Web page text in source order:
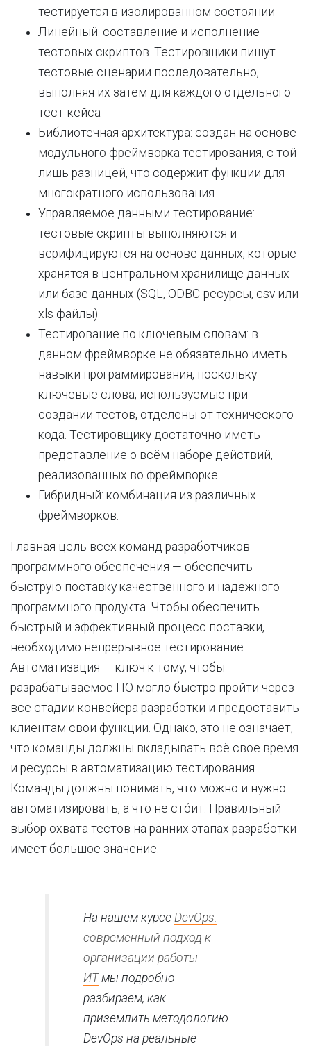
тестируется в изолированном состоянии
Линейный: составление и исполнение
тестовых скриптов. Тестировщики пишут
тестовые сценарии последовательно,
выполняя их затем для каждого отдельного
тест-кейса
Библиотечная архитектура: создан на основе
модульного фреймворка тестирования, с той
лишь разницей, что содержит функции для
многократного использования
Управляемое данными тестирование:
тестовые скрипты выполняются и
верифицируются на основе данных, которые
хранятся в центральном хранилище данных
или базе данных (SQL, ODBC-ресурсы, csv или
xls файлы)
Тестирование по ключевым словам: в
данном фреймворке не обязательно иметь
навыки программирования, поскольку
ключевые слова, используемые при
создании тестов, отделены от технического
кода. Тестировщику достаточно иметь
представление о всём наборе действий,
реализованных во фреймворке
Гибридный: комбинация из различных
фреймворков.
Главная цель всех команд разработчиков
программного обеспечения — обеспечить
быструю поставку качественного и надежного
программного продукта. Чтобы обеспечить
быстрый и эффективный процесс поставки,
необходимо непрерывное тестирование.
Автоматизация — ключ к тому, чтобы
разрабатываемое ПО могло быстро пройти через
все стадии конвейера разработки и предоставить
клиентам свои функции. Однако, это не означает,
что команды должны вкладывать всё свое время
и ресурсы в автоматизацию тестирования.
Команды должны понимать, что можно и нужно
автоматизировать, а что не стóит. Правильный
выбор охвата тестов на ранних этапах разработки
имеет большое значение.
На нашем курсе DevOps:
современный подход к
организации работы
ИТмы подробно
разбираем, как
приземлить методологию
DevOps на реальные